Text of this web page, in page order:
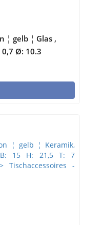
¦ gelb ¦ Glas ,
Ø: 10.3
-